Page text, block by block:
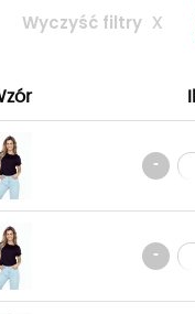
Wyczyść filtry x
-
-